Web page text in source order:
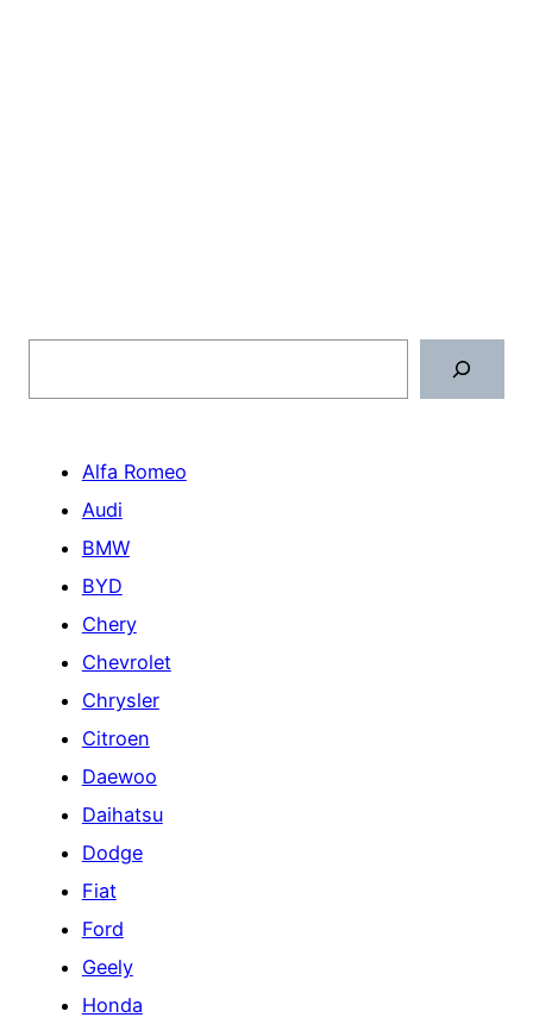
Alfa Romeo
Audi
BMW
BYD
Chery
Chevrolet
Chrysler
Citroen
Daewoo
Daihatsu
Dodge
Fiat
Ford
Geely
Honda